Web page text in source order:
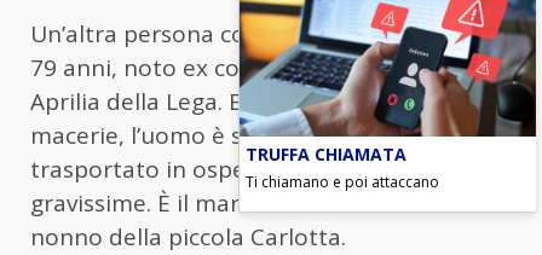
Un’altra persona coinvolta è Giovanni Raffa,
79 anni, noto ex consigliere e referente per
Aprilia della Lega. Estratto vivo dalle
macerie, l’uomo è stato subito soccorso e
trasportato in ospedale in condizioni
gravissime. È il marito di Laura Di Petrillo e
nonno della piccola Carlotta.
TRUFFA CHIAMATA
Ti chiamano e poi attaccano